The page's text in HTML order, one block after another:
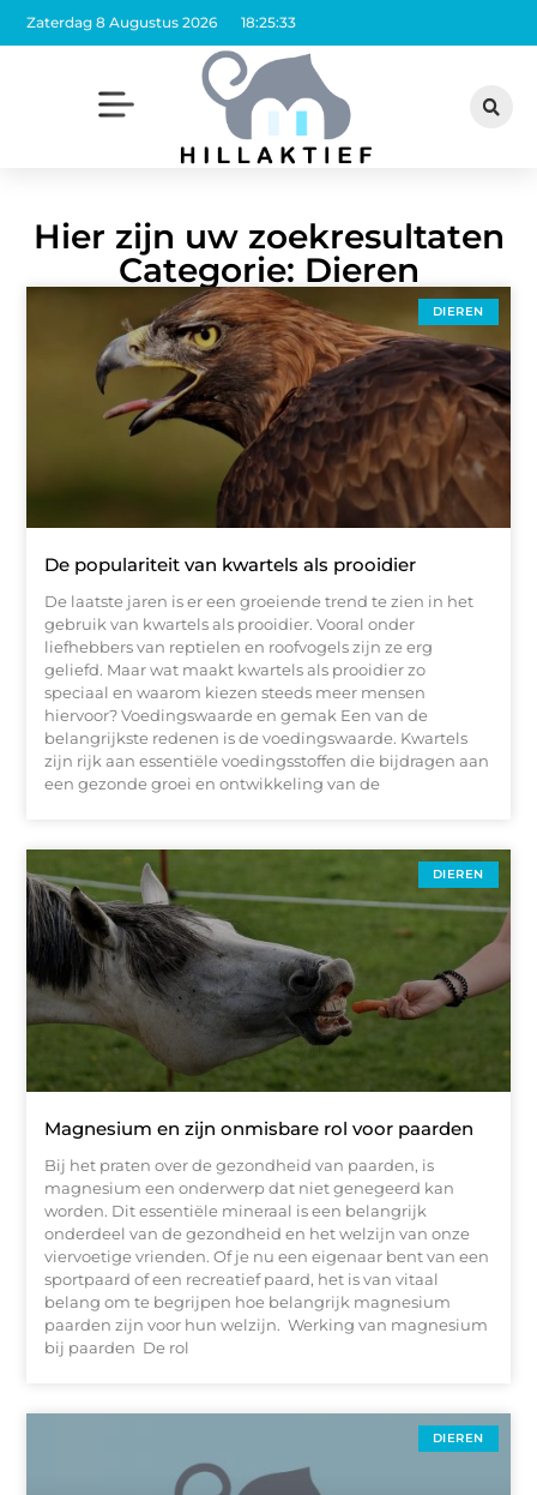
Zaterdag 8 Augustus 2026 18:25:33
Hier zijn uw zoekresultaten
Categorie: Dieren
DIEREN
De populariteit van kwartels als prooidier
De laatste jaren is er een groeiende trend te zien in het
gebruik van kwartels als prooidier. Vooral onder
liefhebbers van reptielen en roofvogels zijn ze erg
geliefd. Maar wat maakt kwartels als prooidier zo
speciaal en waarom kiezen steeds meer mensen
hiervoor? Voedingswaarde en gemak Een van de
belangrijkste redenen is de voedingswaarde. Kwartels
zijn rijk aan essentiële voedingsstoffen die bijdragen aan
een gezonde groei en ontwikkeling van de
DIEREN
Magnesium en zijn onmisbare rol voor paarden
Bij het praten over de gezondheid van paarden, is
magnesium een onderwerp dat niet genegeerd kan
worden. Dit essentiële mineraal is een belangrijk
onderdeel van de gezondheid en het welzijn van onze
viervoetige vrienden. Of je nu een eigenaar bent van een
sportpaard of een recreatief paard, het is van vitaal
belang om te begrijpen hoe belangrijk magnesium
paarden zijn voor hun welzijn. Werking van magnesium
bij paarden De rol
DIEREN